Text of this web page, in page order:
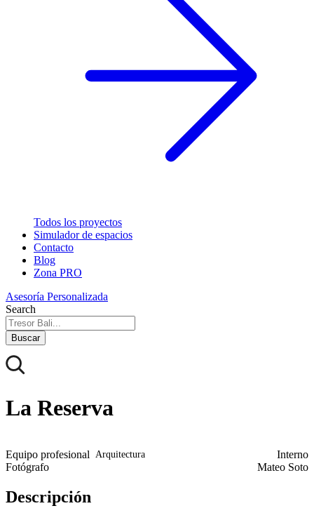
Todos los proyectos
Simulador de espacios
Contacto
Blog
Zona PRO
Asesoría Personalizada
Search
Buscar
La Reserva
Equipo profesional Arquitectura
Interno
Fotógrafo
Mateo Soto
Descripción